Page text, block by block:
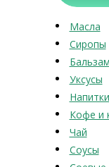
Масла
Сиропы
Уксусы
Напитки
Кофе и
Чай
Соусы